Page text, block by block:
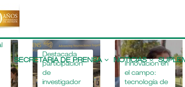
Main
navigation
SECRETARIA DE PRENSA NOTICIAS
Destacada
participación
de
investigador
Innovación en
el campo:
tecnología de